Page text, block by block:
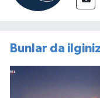
Bunlar da